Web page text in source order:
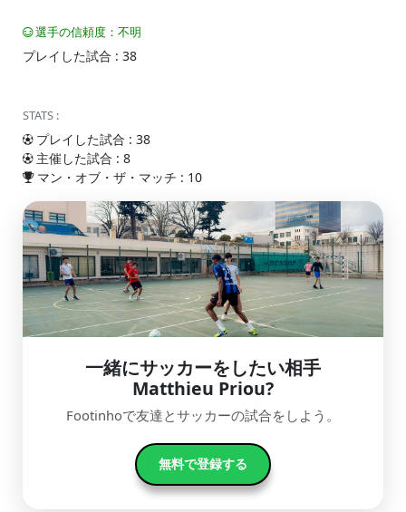
選手の信頼度：不明
プレイした試合 : 38
STATS :
プレイした試合 : 38
主催した試合 : 8
マン・オブ・ザ・マッチ : 10
一緒にサッカーをしたい相手
Matthieu Priou?
Footinhoで友達とサッカーの試合をしよう。
無料で登録する